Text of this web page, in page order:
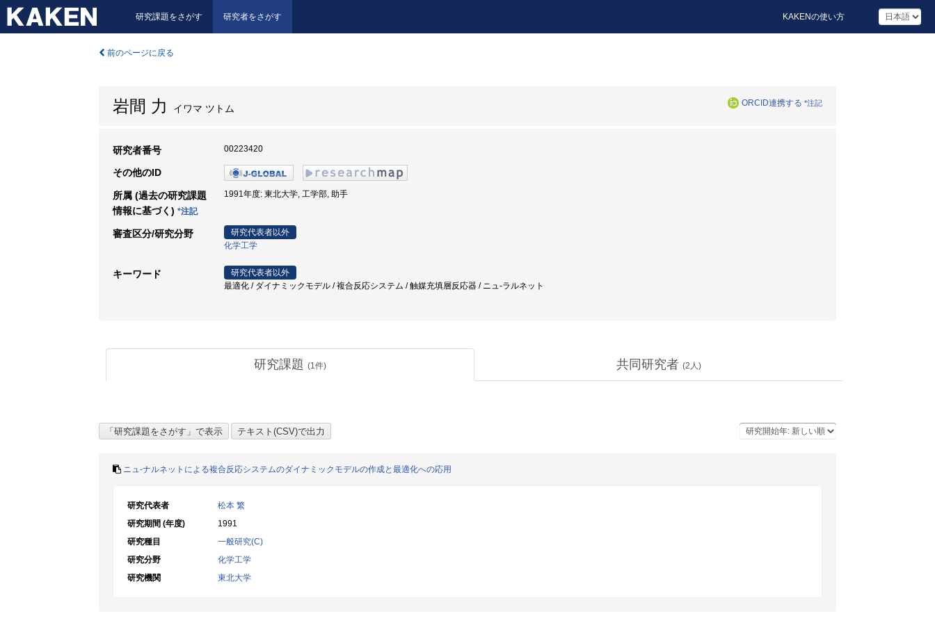
研究課題をさがす 研究者をさがす KAKENの使い方
前のページに戻る
岩間 力 イワマ ツトム ORCID連携する *注記
研究者番号 00223420
その他のID
所属 (過去の研究課題
情報に基づく) *注記
1991年度: 東北大学, 工学部, 助手
審査区分/研究分野
研究代表者以外
化学工学
キーワード
研究代表者以外
最適化 / ダイナミックモデル / 複合反応システム / 触媒充填層反応器 / ニュ-ラルネット
研究課題 (1件) 共同研究者 (2 人)
ニュ-ナルネットによる複合反応システムのダイナミックモデルの作成と最適化への応用
研究代表者
松本 繁
研究期間 (年度)
1991
研究種目
一般研究(C)
研究分野
化学工学
研究機関
東北大学